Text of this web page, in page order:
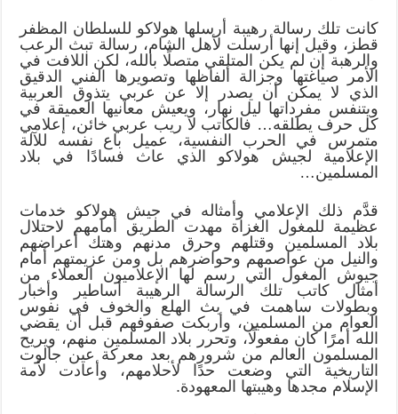
كانت تلك رسالة رهيبة أرسلها هولاكو للسلطان المظفر
قطز، وقيل إنها أرسلت لأهل الشام، رسالة تبث الرعب
والرهبة إن لم يكن المتلقي متصلًا بالله، لكن اللافت في
الأمر صياغتها وجزالة ألفاظها وتصويرها الفني الدقيق
الذي لا يمكن أن يصدر إلا عن عربي يتذوق العربية
ويتنفس مفرداتها ليل نهار، ويعيش معانيها العميقة في
كل حرف يطلقه… فالكاتب لا ريب عربي خائن، إعلامي
متمرس في الحرب النفسية، عميل باع نفسه للآلة
الإعلامية لجيش هولاكو الذي عاث فسادًا في بلاد
المسلمين…
قدَّم ذلك الإعلامي وأمثاله في جيش هولاكو خدمات
عظيمة للمغول الغزاة مهدت الطريق أمامهم لاحتلال
بلاد المسلمين وقتلهم وحرق مدنهم وهتك أعراضهم
والنيل من عواصمهم وحواضرهم بل ومن عزيمتهم أمام
جيوش المغول التي رسم لها الإعلاميون العملاء من
أمثال كاتب تلك الرسالة الرهيبة أساطير وأخبار
وبطولات ساهمت في بث الهلع والخوف في نفوس
العوام من المسلمين، وأربكت صفوفهم قبل أن يقضي
الله أمرًا كان مفعولًا، وتحرر بلاد المسلمين منهم، ويريح
المسلمون العالم من شرورهم بعد معركة عين جالوت
التاريخية التي وضعت حدًا لأحلامهم، وأعادت لأمة
الإسلام مجدها وهيبتها المعهودة.